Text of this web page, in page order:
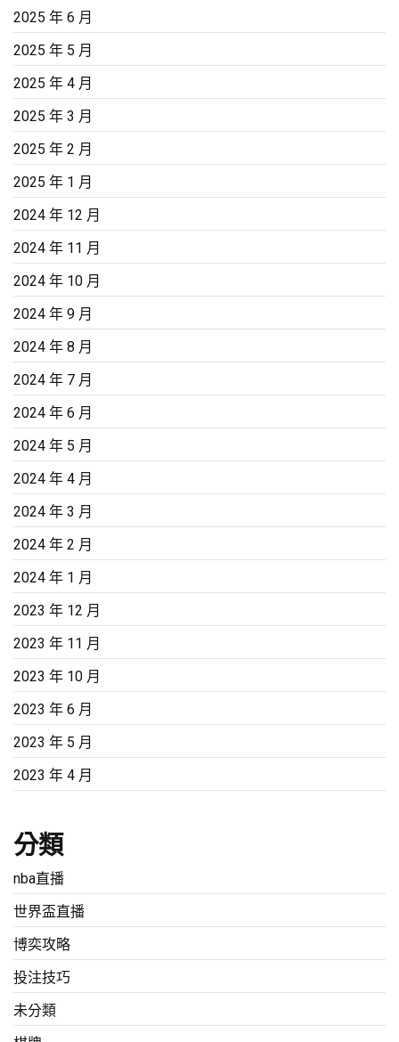
2025 年 6 月
2025 年 5 月
2025 年 4 月
2025 年 3 月
2025 年 2 月
2025 年 1 月
2024 年 12 月
2024 年 11 月
2024 年 10 月
2024 年 9 月
2024 年 8 月
2024 年 7 月
2024 年 6 月
2024 年 5 月
2024 年 4 月
2024 年 3 月
2024 年 2 月
2024 年 1 月
2023 年 12 月
2023 年 11 月
2023 年 10 月
2023 年 6 月
2023 年 5 月
2023 年 4 月
分類
nba直播
世界盃直播
博奕攻略
投注技巧
未分類